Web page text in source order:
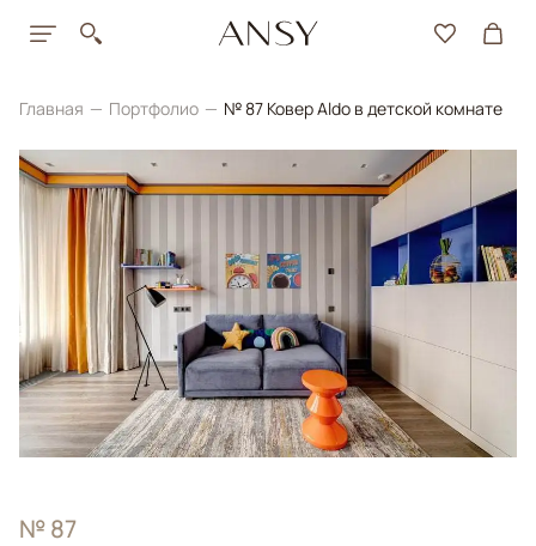
Главная Портфолио № 87 Ковер Aldo в детской комнате
№ 87